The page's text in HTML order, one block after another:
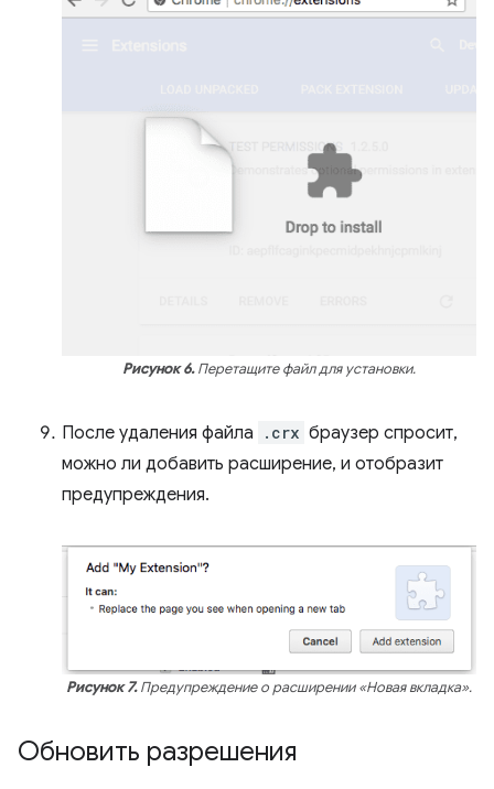
Рисунок 6.Перетащите файл для установки.
После удаления файла .crx браузер спросит,
можно ли добавить расширение, и отобразит
предупреждения.
Рисунок 7.Предупреждение о расширении «Новая вкладка».
Обновить разрешения